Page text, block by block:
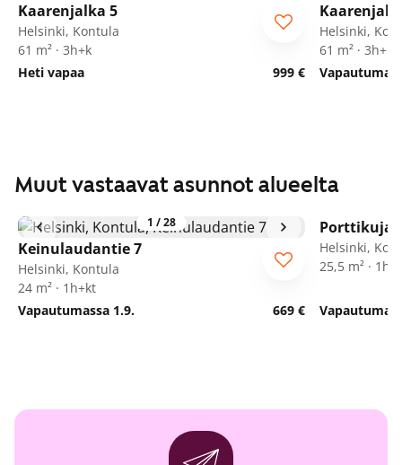
Kaarenjalka 5
Helsinki, Kontula
61 m² · 3h+k
Heti vapaa
999 €
Helsinki,
61 m² · 3h+k
Muut vastaavat asunnot alueelta
1 /28
Keinulaudantie 7
Helsinki, Kontula
24 m² · 1h+kt
Vapautumassa 1.9.
669 €
Porttikuja
Helsinki,
25,5 m² ·